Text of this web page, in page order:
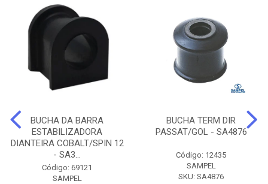
BUCHA DA BARRA
ESTABILIZADORA
DIANTEIRA COBALT/SPIN 12
- SA3...
Código: 69121
SAMPEL
BUCHA TERM DIR
PASSAT/GOL - SA4876
Código: 12435
SAMPEL
SKU: SA4876